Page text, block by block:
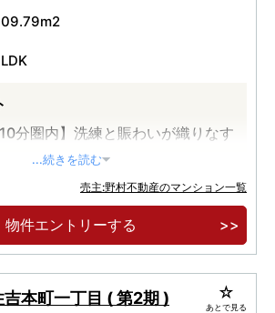
10分圏内】洗練と賑わいが織りなす
近の利便性】通勤特急停車駅「大
急停車駅「烏丸」駅徒歩9分
...続きを読む
売主:野村不動産のマンション一覧
物件エントリーする
本町一丁目 ( 第2期 ) あとで見る